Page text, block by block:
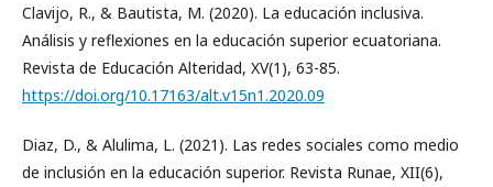
Clavijo, R., & Bautista, M. (2020). La educación inclusiva.
Análisis y reflexiones en la educación superior ecuatoriana.
Revista de Educación Alteridad, XV(1), 63-85.
https://doi.org/10.17163/alt.v15n1.2020.09
Diaz, D., & Alulima, L. (2021). Las redes sociales como medio
de inclusión en la educación superior. Revista Runae, XII(6),